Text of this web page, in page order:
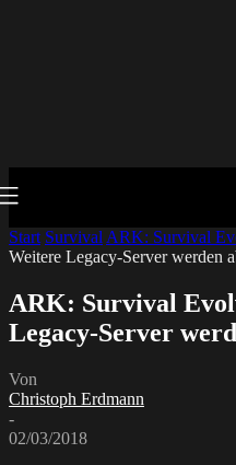
Start Survival ARK: Survival
Weitere Legacy-Server werden
ARK: Survival
Legacy-Server
Von
Christoph Erdmann
-
02/03/2018